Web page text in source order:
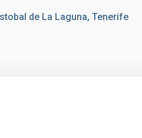
de La Laguna, Tenerife